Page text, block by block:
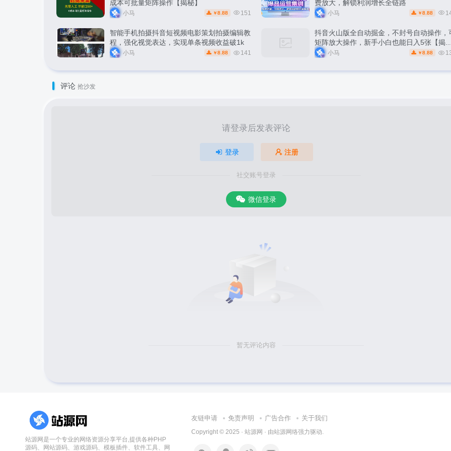
成本可批量矩阵操作【揭秘】
小马 ￥ 8.88 151
费放大，解锁利润增长全链路
小马 ￥ 8.88
智能手机拍摄抖音短视频电影策划拍摄编辑教
程，强化视觉表达，实现单条视频收益破1k
小马 ￥ 8.88 141
抖音火山版全自动掘金，不封号自动操作，
矩阵放大操作，新手小白也能日入5张【揭
秘】小马 ￥ 8.88
评论 抢沙发
请登录后发表评论
登录 注册
社交账号登录
微信登录
暂无评论内容
站源网是一个专业的网络资源分享平台,提供各种PHP
源码、网站源码、游戏源码、模板插件、软件工具、网
友链申请 免责声明 广告合作 关于我们
Copyright © 2025 · 站源网 · 由站源网络强力驱动.